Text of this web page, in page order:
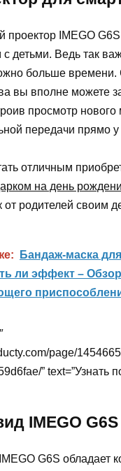
проектор IMEGO
детьми. Ведь так
больше
вы вполне можете
просмотр
передачи прямо
отличным
на день
от родителей своим
Бандаж-маска
ли эффект – Обзор
page/
” text=”Узнать
IMEGO G6S
G6S обладает